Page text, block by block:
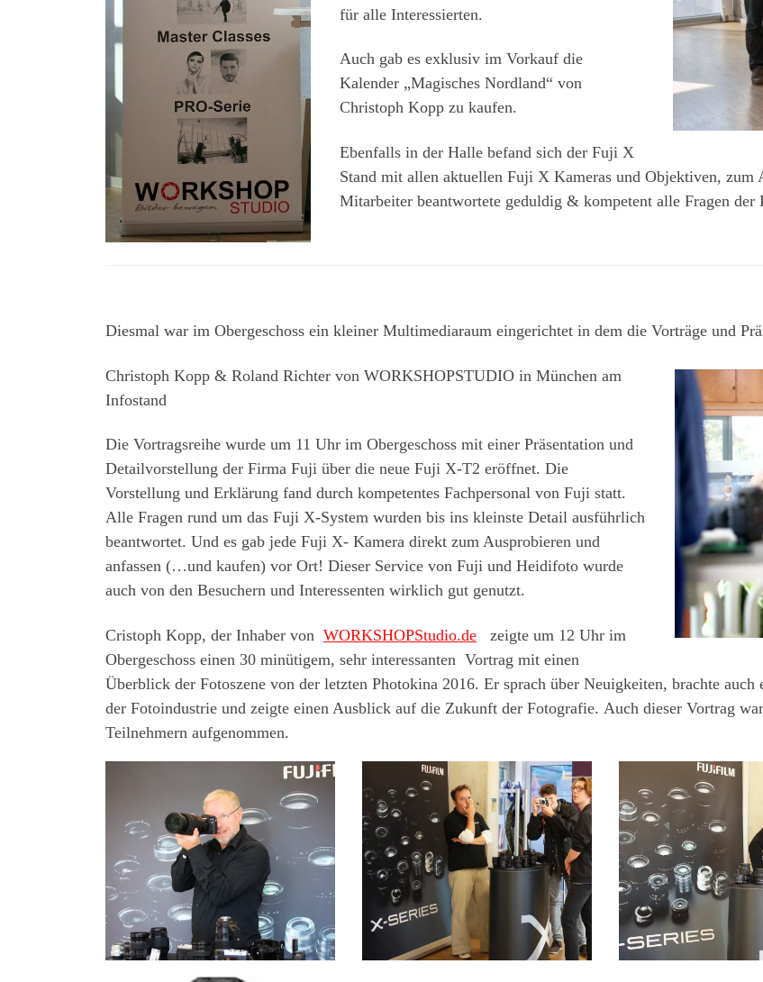
für alle Interessierten.
Auch gab es exklusiv im Vorkauf die
Kalender „Magisches Nordland“ von
Christoph Kopp zu kaufen.
Ebenfalls in der Halle befand sich der Fuji X
Stand mit allen aktuellen Fuji X Kameras und Objektiven, zum
Mitarbeiter beantwortete geduldig & kompetent alle Fragen der
Diesmal war im Obergeschoss ein kleiner Multimediaraum eingerichtet in dem die Vorträge und
Christoph Kopp & Roland Richter von WORKSHOPSTUDIO in München am
Infostand
Die Vortragsreihe wurde um 11 Uhr im Obergeschoss mit einer Präsentation und
Detailvorstellung der Firma Fuji über die neue Fuji X-T2 eröffnet. Die
Vorstellung und Erklärung fand durch kompetentes Fachpersonal von Fuji statt.
Alle Fragen rund um das Fuji X-System wurden bis ins kleinste Detail ausführlich
beantwortet. Und es gab jede Fuji X- Kamera direkt zum Ausprobieren und
anfassen (…und kaufen) vor Ort! Dieser Service von Fuji und Heidifoto wurde
auch von den Besuchern und Interessenten wirklich gut genutzt.
Cristoph Kopp, der Inhaber von WORKSHOPStudio.de zeigte um 12 Uhr im
Obergeschoss einen 30 minütigem, sehr interessanten Vortrag mit einen
Überblick der Fotoszene von der letzten Photokina 2016. Er sprach über Neuigkeiten, brachte
der Fotoindustrie und zeigte einen Ausblick auf die Zukunft der Fotografie. Auch dieser Vortrag
Teilnehmern aufgenommen.